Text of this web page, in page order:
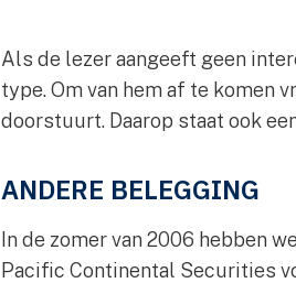
Als de lezer aangeeft geen
type. Om van hem af te komen
doorstuurt. Daarop staat ook
ANDERE BELEGGING
In de zomer van 2006 hebben
Pacific Continental Securities